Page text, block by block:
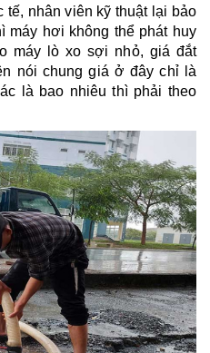
tế, nhân viên kỹ thuật lại bảo
máy hơi không thể phát huy
máy lò xo sợi nhỏ, giá đắt
nói chung giá ở đây chỉ là
là bao nhiêu thì phải theo